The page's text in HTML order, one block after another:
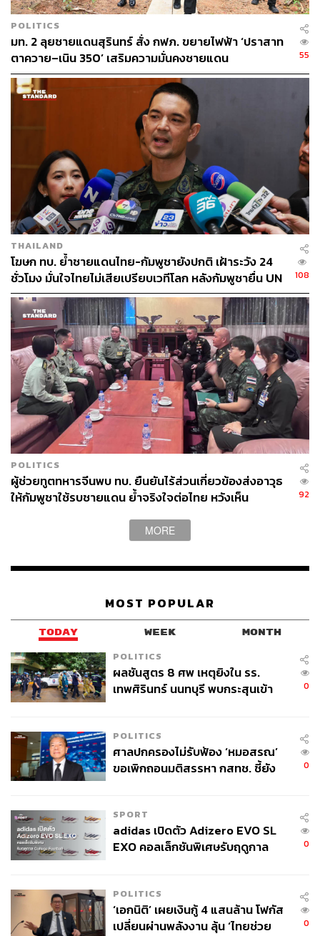
นิติวิทยาศาสตร์
ชายแดนไทย-กัมพูชา
กองทัพไทย
ศรีสะเกษ
POLITICS
มท. 2 ลุยชายแดนสุรินทร์ สั่ง กฟภ. ขยายไฟฟ้า ‘ปราสาท
ตาควาย–เนิน 350’ เสริมความมั่นคงชายแดน
55
THAILAND
โฆษก ทบ. ย้ำชายแดนไทย-กัมพูชายังปกติ เฝ้าระวัง 24
ชั่วโมง มั่นใจไทยไม่เสียเปรียบเวทีโลก หลังกัมพูชายื่น UN
รับรอง MOU43
108
POLITICS
ผู้ช่วยทูตทหารจีนพบ ทบ. ยืนยันไร้ส่วนเกี่ยวข้องส่งอาวุธ
ให้กัมพูชาใช้รบชายแดน ย้ำจริงใจต่อไทย หวังเห็น
92
MORE
MOST POPULAR
TODAY WEEK MONTH
POLITICS
ผลชันสูตร 8 ศพ เหตุยิงใน รร.
เทพศิรินทร์ นนทบุรี พบกระสุนเข้า
0
POLITICS
ศาลปกครองไม่รับฟ้อง ‘หมอสรณ’
ขอเพิกถอนมติสรรหา กสทช. ชี้ยัง
0
SPORT
adidas เปิดตัว Adizero EVO SL
EXO คอลเล็กชันพิเศษรับฤดูกาล
0
POLITICS
‘เอกนิติ’ เผยเงินกู้ 4 แสนล้าน โฟกัส
เปลี่ยนผ่านพลังงาน ลุ้น ‘ไทยช่วย
0